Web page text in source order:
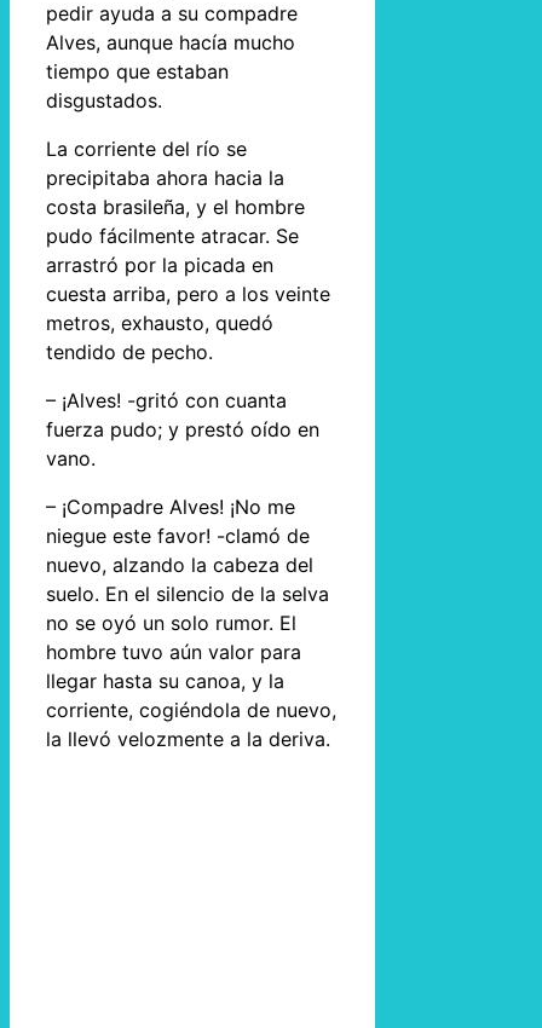
pedir ayuda a su compadre
Alves, aunque hacía mucho
tiempo que estaban
disgustados.
La corriente del río se
precipitaba ahora hacia la
costa brasileña, y el hombre
pudo fácilmente atracar. Se
arrastró por la picada en
cuesta arriba, pero a los veinte
metros, exhausto, quedó
tendido de pecho.
– ¡Alves! -gritó con cuanta
fuerza pudo; y prestó oído en
vano.
– ¡Compadre Alves! ¡No me
niegue este favor! -clamó de
nuevo, alzando la cabeza del
suelo. En el silencio de la selva
no se oyó un solo rumor. El
hombre tuvo aún valor para
llegar hasta su canoa, y la
corriente, cogiéndola de nuevo,
la llevó velozmente a la deriva.